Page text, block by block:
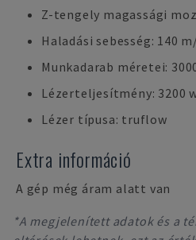
Z-tengely magassági
Haladási sebesség: 140
Munkadarab méretei:
Lézerteljesítmény: 3200
Lézer típusa: truflow
Extra információ
A gép még áram alatt van
*A megjelenített adatok és a